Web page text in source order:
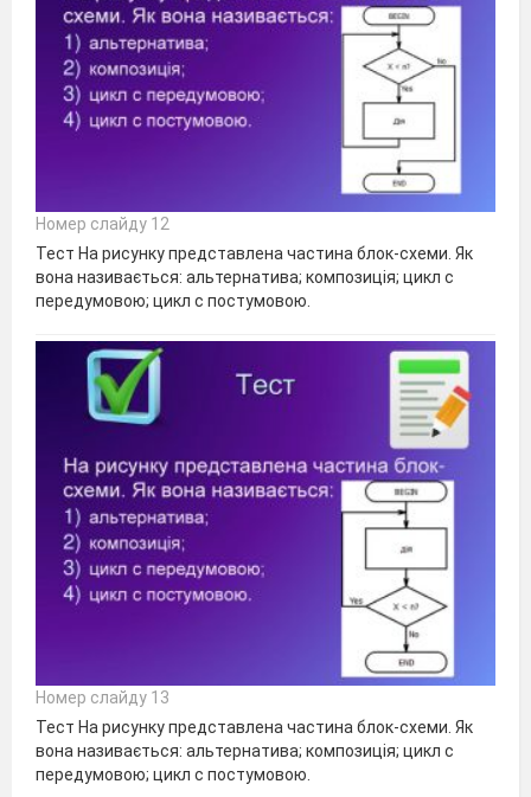
Номер слайду 12
Тест На рисунку представлена частина блок-схеми. Як
вона називається: альтернатива; композиція; цикл с
передумовою; цикл с постумовою.
Номер слайду 13
Тест На рисунку представлена частина блок-схеми. Як
вона називається: альтернатива; композиція; цикл с
передумовою; цикл с постумовою.